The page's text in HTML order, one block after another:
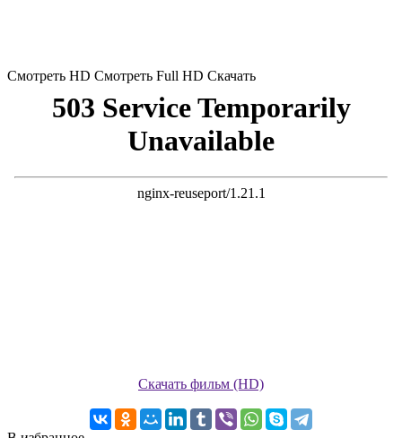
Смотреть HD Смотреть Full HD Скачать
Скачать фильм (HD)